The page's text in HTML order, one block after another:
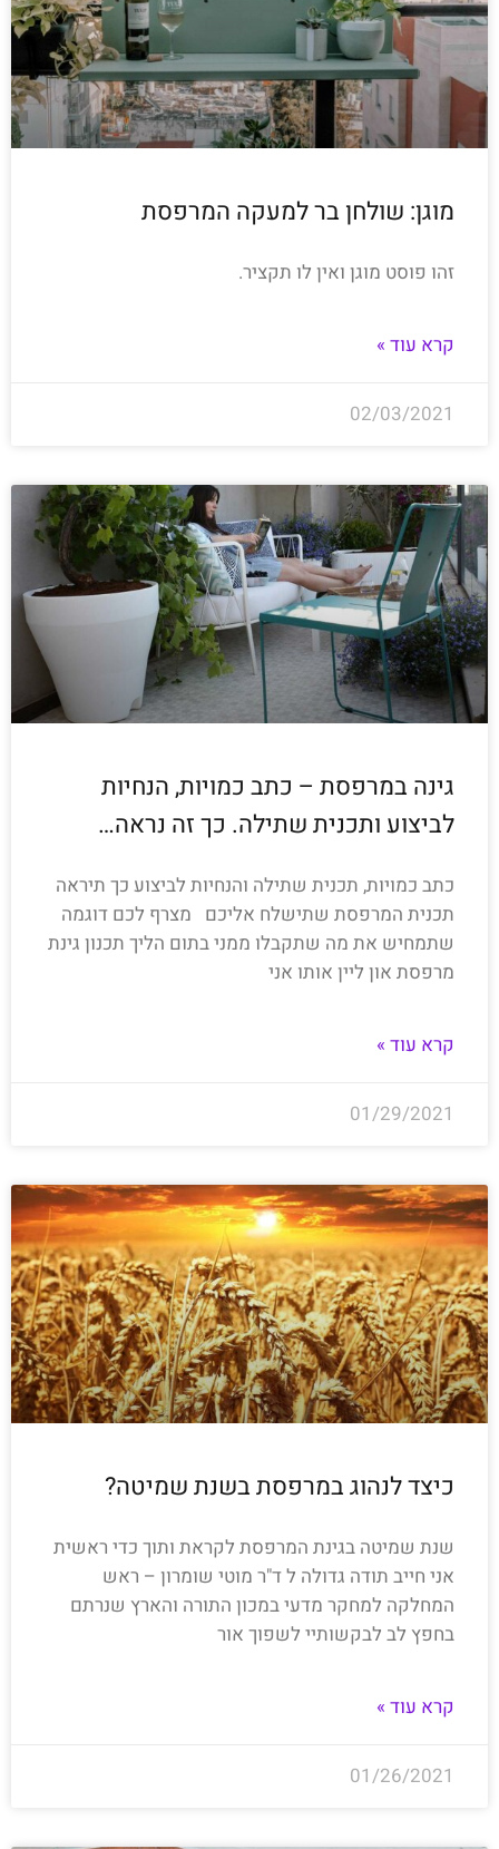
מוגן: שולחן בר למעקה המרפסת
זהו פוסט מוגן ואין לו תקציר.
קרא עוד »
02/03/2021
גינה במרפסת – כתב כמויות, הנחיות
לביצוע ותכנית שתילה. כך זה נראה…
כתב כמויות, תכנית שתילה והנחיות לביצוע כך תיראה
תכנית המרפסת שתישלח אליכם מצרף לכם דוגמה
שתמחיש את מה שתקבלו ממני בתום הליך תכנון גינת
מרפסת און ליין אותו אני
קרא עוד »
01/29/2021
כיצד לנהוג במרפסת בשנת שמיטה?
שנת שמיטה בגינת המרפסת לקראת ותוך כדי ראשית
אני חייב תודה גדולה ל ד"ר מוטי שומרון – ראש
המחלקה למחקר מדעי במכון התורה והארץ שנרתם
בחפץ לב לבקשותיי לשפוך אור
קרא עוד »
01/26/2021